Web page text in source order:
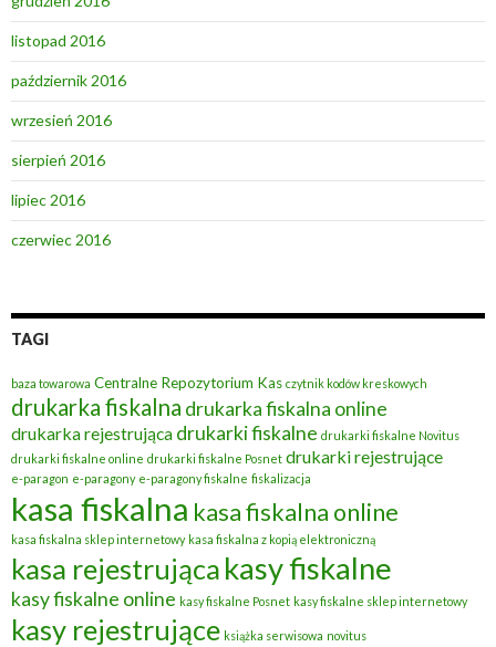
listopad 2016
październik 2016
wrzesień 2016
sierpień 2016
lipiec 2016
czerwiec 2016
TAGI
baza towarowa Centralne Repozytorium Kas czytnik kodów kreskowych
drukarka fiskalna drukarka fiskalna online
drukarka rejestrująca drukarki fiskalne drukarki fiskalne Novitus
drukarki fiskalne online drukarki fiskalne Posnet drukarki rejestrujące
e-paragon e-paragony e-paragony fiskalne fiskalizacja
kasa fiskalna kasa fiskalna online
kasa fiskalna sklep internetowy kasa fiskalna z kopią elektroniczną
kasa rejestrująca kasy fiskalne
kasy fiskalne online kasy fiskalne Posnet kasy fiskalne sklep internetowy
kasy rejestrujące książka serwisowa novitus